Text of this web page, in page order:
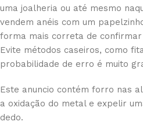
uma joalheria ou até mesmo
vendem anéis com um
forma mais correta de confirmar
Evite métodos caseiros, como
probabilidade de erro é muito
Este anuncio contém forro nas
a oxidação do metal e expelir
dedo.